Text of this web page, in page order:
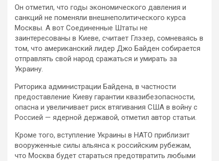
Он отметил, что годы экономического давления и
санкций не поменяли внешнеполитического курса
Москвы. А вот Соединенные Штаты не
заинтересованы в Киеве, считает Глэзер, сомневаясь в
том, что американский лидер Джо Байден собирается
отправлять свой народ сражаться и умирать за
Украину.
Риторика администрации Байдена, в частности
предоставление Киеву гарантии квазибезопасности,
опасна и увеличивает риск втягивания США в войну с
Россией — ядерной державой, отметил автор статьи.
Кроме того, вступление Украины в НАТО приблизит
вооруженные силы альянса к российским рубежам,
что Москва будет стараться предотвратить любыми